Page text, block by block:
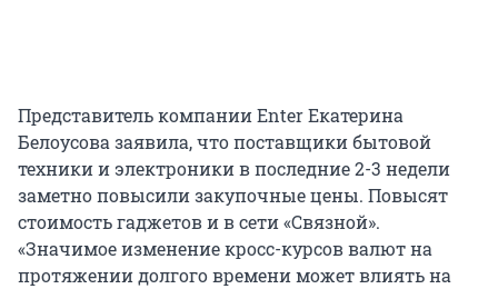
Представитель компании Enter Екатерина
Белоусова заявила, что поставщики бытовой
техники и электроники в последние 2-3 недели
заметно повысили закупочные цены. Повысят
стоимость гаджетов и в сети «Связной».
«Значимое изменение кросс-курсов валют на
протяжении долгого времени может влиять на